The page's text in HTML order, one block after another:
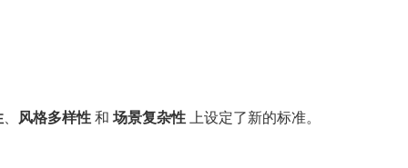
、 风格多样性和 场景复杂性上设定了新的标准。